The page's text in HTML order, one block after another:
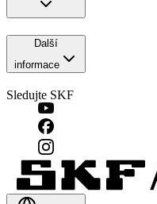
Další
informace
Sledujte SKF